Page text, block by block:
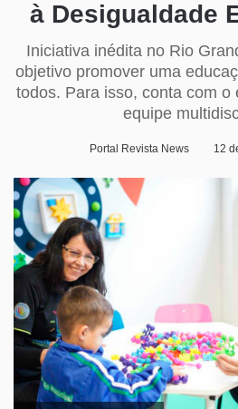
à Desigualdade
Iniciativa inédita no Rio
objetivo promover uma
todos. Para isso, conta com o
equipe
Portal Revista News 12